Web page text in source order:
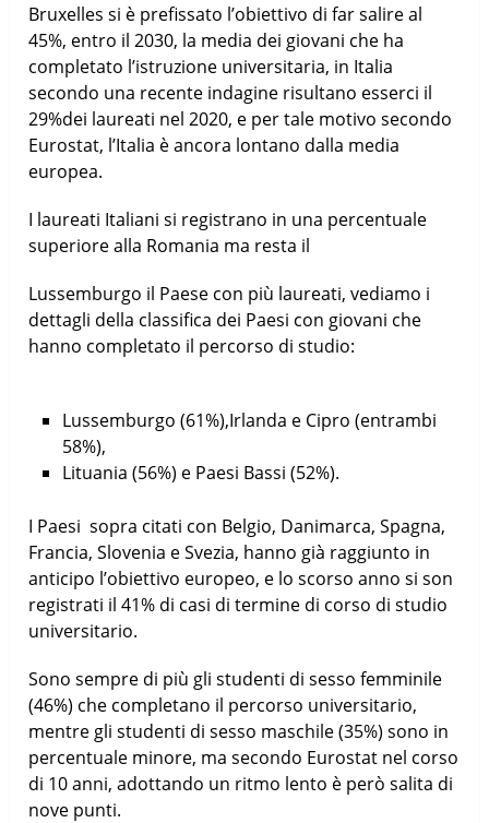
Bruxelles si è prefissato l’obiettivo di far salire al
45%, entro il 2030, la media dei giovani che ha
completato l’istruzione universitaria, in Italia
secondo una recente indagine risultano esserci il
29%dei laureati nel 2020, e per tale motivo secondo
Eurostat, l’Italia è ancora lontano dalla media
europea.
I laureati Italiani si registrano in una percentuale
superiore alla Romania ma resta il
Lussemburgo il Paese con più laureati, vediamo i
dettagli della classifica dei Paesi con giovani che
hanno completato il percorso di studio:
Lussemburgo (61%),Irlanda e Cipro (entrambi
58%),
Lituania (56%) e Paesi Bassi (52%).
I Paesi sopra citati con Belgio, Danimarca, Spagna,
Francia, Slovenia e Svezia, hanno già raggiunto in
anticipo l’obiettivo europeo, e lo scorso anno si son
registrati il 41% di casi di termine di corso di studio
universitario.
Sono sempre di più gli studenti di sesso femminile
(46%) che completano il percorso universitario,
mentre gli studenti di sesso maschile (35%) sono in
percentuale minore, ma secondo Eurostat nel corso
di 10 anni, adottando un ritmo lento è però salita di
nove punti.